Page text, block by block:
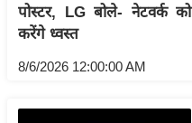
सा
ल
श
य
पोस्टर, LG बोले- नेटवर्क को
करेंगे ध्वस्त
8/6/2026 12:00:00 AM